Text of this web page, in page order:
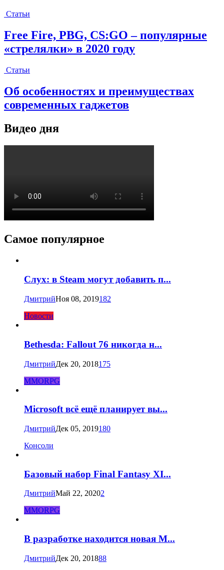
Статьи
Free Fire, PBG, CS:GO – популярные
«стрелялки» в 2020 году
Статьи
Об особенностях и преимуществах
современных гаджетов
Видео дня
Самое популярное
Слух: в Steam могут добавить п...
ДмитрийНоя 08, 2019182
Новости
Bethesda: Fallout 76 никогда н...
ДмитрийДек 20, 2018175
MMORPG
Microsoft всё ещё планирует вы...
ДмитрийДек 05, 2019180
Консоли
Базовый набор Final Fantasy XI...
ДмитрийМай 22, 20202
MMORPG
В разработке находится новая M...
ДмитрийДек 20, 201888